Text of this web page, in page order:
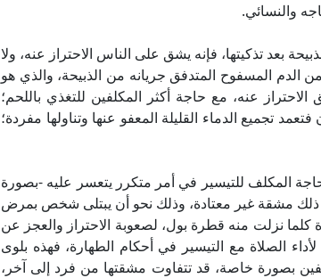
والنسائي.
بعد تذكيتها، فإنه يشق على الناس الاحتراز عنه، ولا
المسفوح المتدفق جريانه من الذبيحة، والذي هو
عنه، مع حاجة أكثر المكلفين للتغذي باللحم؛
تجميع الدماء القليلة المعفو عنها وتناولها مفردة؛
حاجة المكلف للتيسير في أمر متكرر يتعسر عليه -بصورة
ذلك مشقة غير معتادة، وذلك نحو أن يبتلى شخص بمرض
كلما نزلت منه قطرة بول، لصعوبة الاحتراز والعجز عن
الصلاة مع التيسير في أحكام الطهارة، فهذه بلوى
بصورة خاصة، قد تتفاوت مشقتها من فرد إلى آخر،